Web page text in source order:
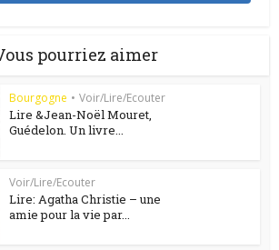
pourriez aimer
Bourgogne • Voir/Lire/Ecouter
Lire &Jean-Noël Mouret,
Guédelon. Un livre...
Voir/Lire/Ecouter
Lire: Agatha Christie – une
amie pour la vie par...